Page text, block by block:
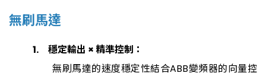
無刷馬達
1. 穩定輸出 × 精準控制：
無刷馬達的速度穩定性結合ABB變頻器的向量控